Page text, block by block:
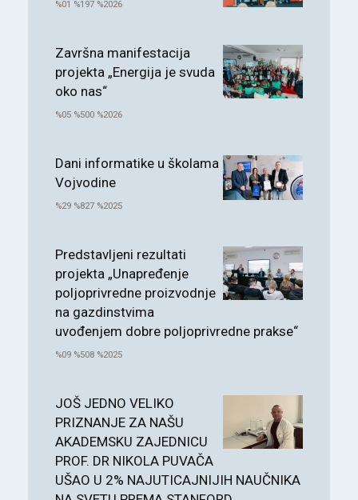
%01 %197 %2026
Završna manifestacija
projekta „Energija je svuda
oko nas“
%05 %500 %2026
Dani informatike u školama
Vojvodine
%29 %827 %2025
Predstavljeni rezultati
projekta „Unapređenje
poljoprivredne proizvodnje
na gazdinstvima
uvođenjem dobre poljoprivredne prakse“
%09 %508 %2025
JOŠ JEDNO VELIKO
PRIZNANJE ZA NAŠU
AKADEMSKU ZAJEDNICU
PROF. DR NIKOLA PUVAČA
UŠAO U 2% NAJUTICAJNIJIH NAUČNIKA